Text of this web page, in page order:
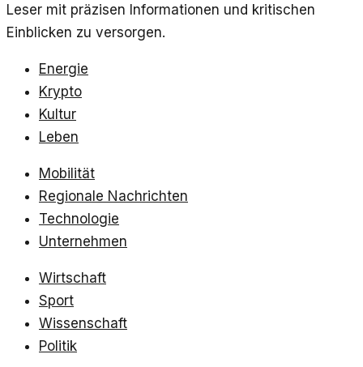
Leser mit präzisen Informationen und kritischen
Einblicken zu versorgen.
Energie
Krypto
Kultur
Leben
Mobilität
Regionale Nachrichten
Technologie
Unternehmen
Wirtschaft
Sport
Wissenschaft
Politik